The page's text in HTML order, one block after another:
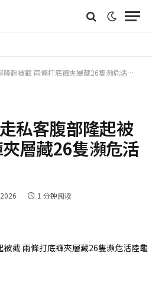
被截 兩條打底褲夾層藏26隻瀕危活陸龜｜有片
私客腹部隆起被
層藏26隻瀕危活
1 分钟阅读